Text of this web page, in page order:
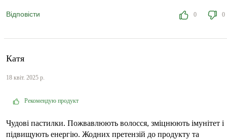
Відповісти 0 0
Катя
18 квіт. 2025 р.
Рекомендую продукт
Чудові пастилки. Пожвавлюють волосся, зміцнюють імунітет і
підвищують енергію. Жодних претензій до продукту та